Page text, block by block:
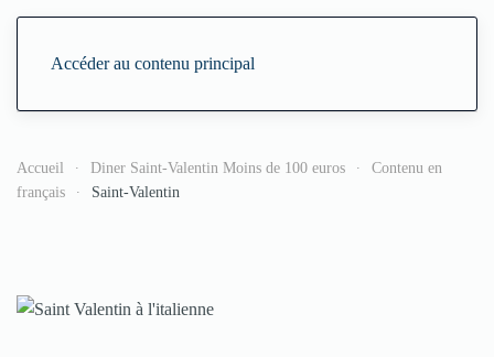
Accéder au contenu principal
Accueil Diner Saint-Valentin Moins de 100 euros
Contenu en
français
Saint-Valentin